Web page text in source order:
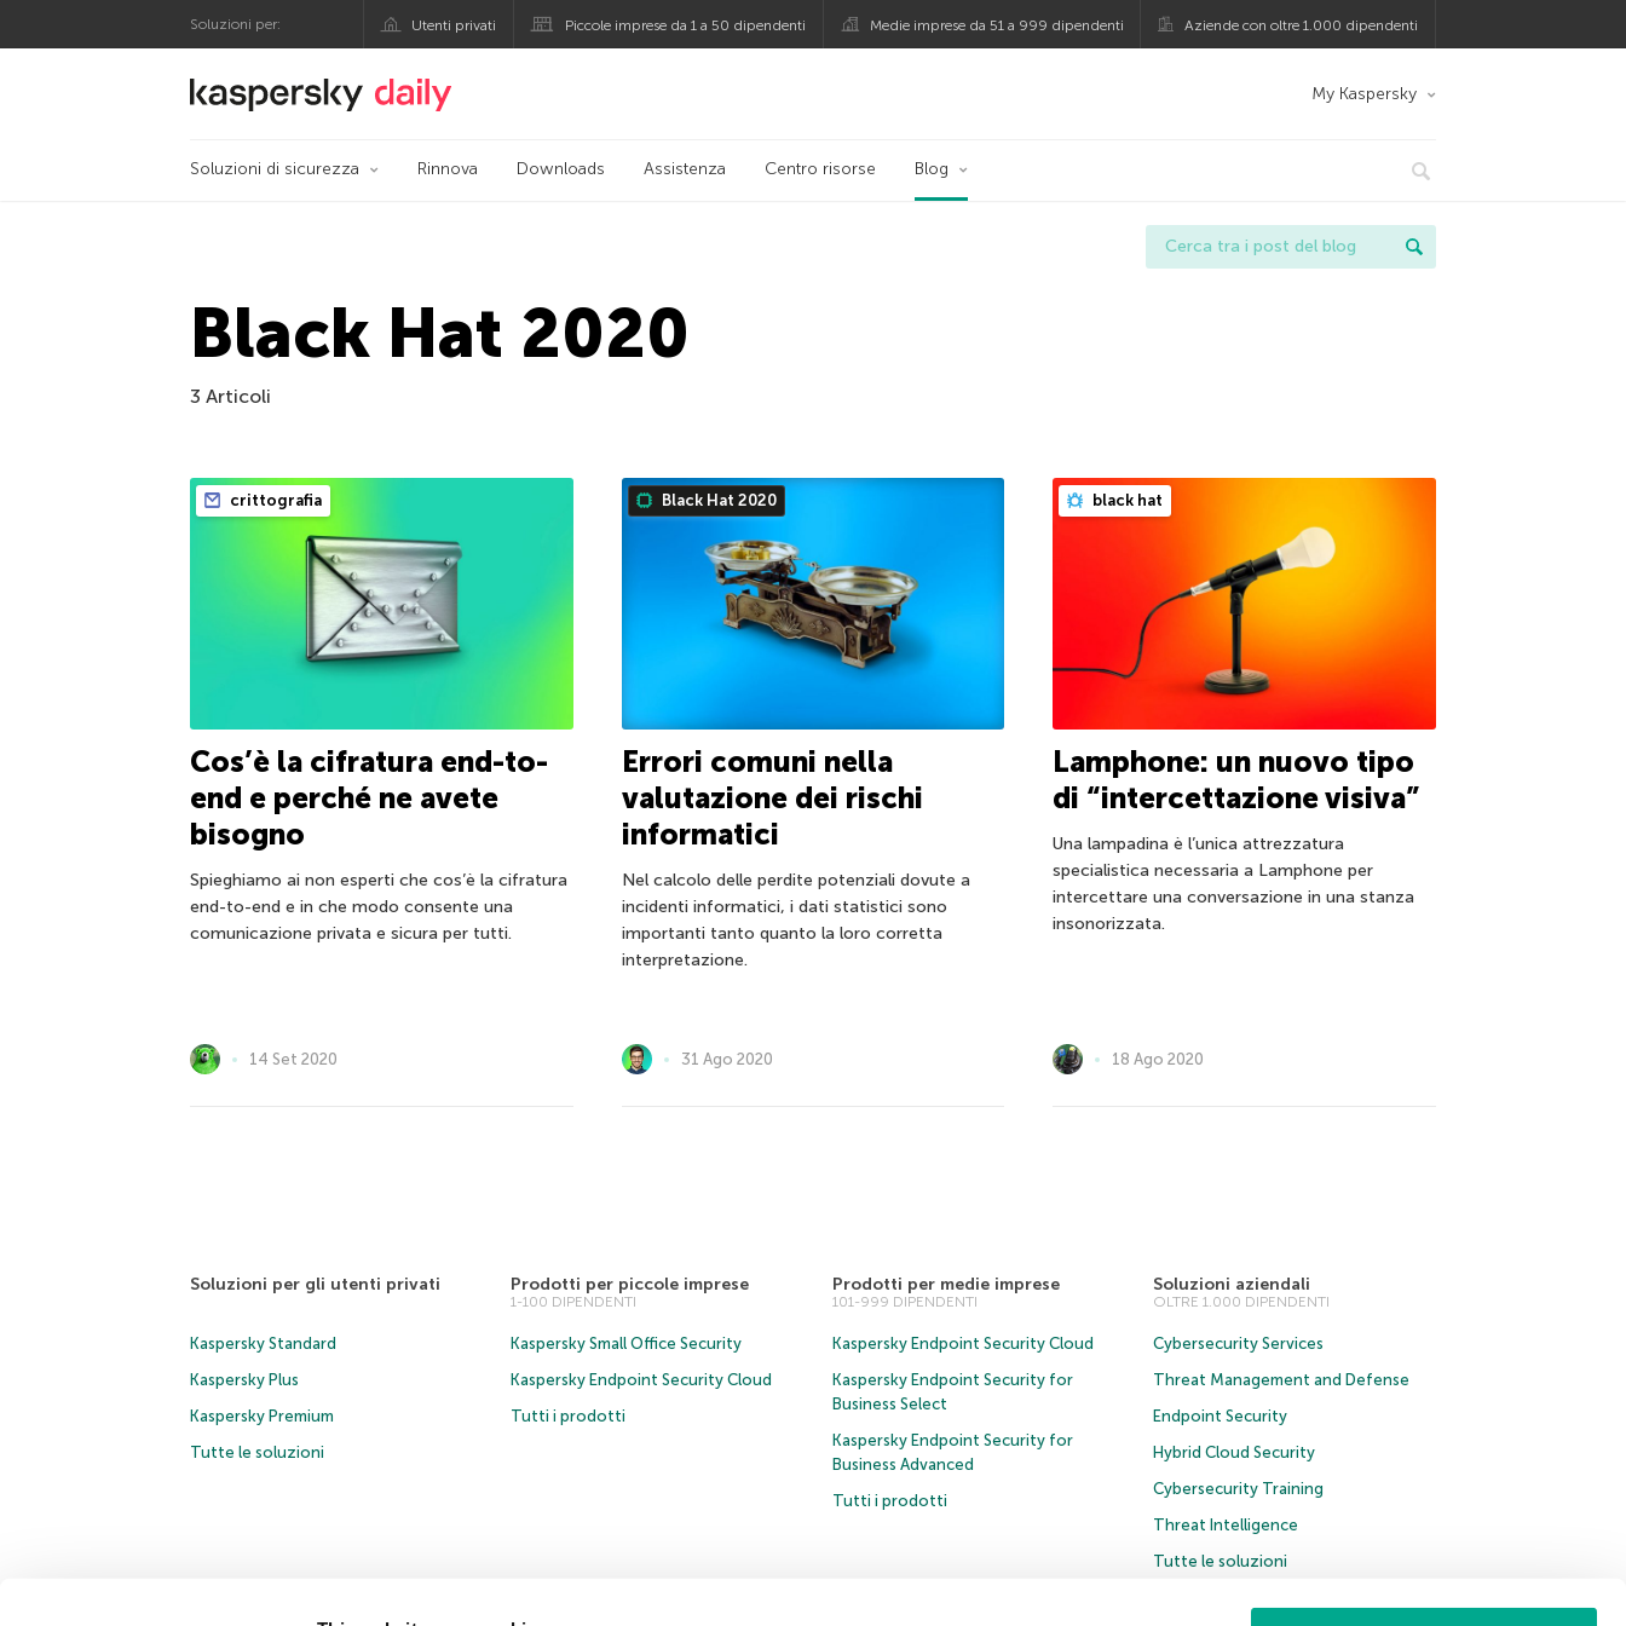
Soluzioni per: Utenti privati Piccole imprese da 1 a 50 dipendenti Medie imprese da 51 a 999 dipendenti Aziende con oltre 1.000 dipendenti
Blog ufficiale di Kaspersky My Kaspersky
Soluzioni di sicurezza Rinnova Downloads Assistenza Centro risorse Blog
Black Hat 2020
3 Articoli
crittografia
Cos’è la cifratura end-to-
end e perché ne avete
bisogno
Spieghiamo ai non esperti che cos’è la cifratura
end-to-end e in che modo consente una
comunicazione privata e sicura per tutti.
14 Set 2020
Black Hat 2020
Errori comuni nella
valutazione dei rischi
informatici
Nel calcolo delle perdite potenziali dovute a
incidenti informatici, i dati statistici sono
importanti tanto quanto la loro corretta
interpretazione.
31 Ago 2020
black hat
Lamphone: un nuovo tipo
di “intercettazione visiva”
Una lampadina è l’unica attrezzatura
specialistica necessaria a Lamphone per
intercettare una conversazione in una stanza
insonorizzata.
18 Ago 2020
Soluzioni per gli utenti privati
Kaspersky Standard
Kaspersky Plus
Kaspersky Premium
Tutte le soluzioni
Prodotti per piccole imprese
1-100 DIPENDENTI
Kaspersky Small Office Security
Kaspersky Endpoint Security Cloud
Tutti i prodotti
Prodotti per medie imprese
101-999 DIPENDENTI
Kaspersky Endpoint Security Cloud
Kaspersky Endpoint Security for
Business Select
Kaspersky Endpoint Security for
Business Advanced
Tutti i prodotti
Soluzioni aziendali
OLTRE 1.000 DIPENDENTI
Cybersecurity Services
Threat Management and Defense
Endpoint Security
Hybrid Cloud Security
Cybersecurity Training
Threat Intelligence
Tutte le soluzioni